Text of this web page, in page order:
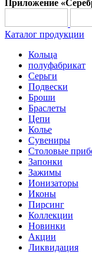
Приложение
Каталог продукции
Кольца
полуфабрикат
Серьги
Подвески
Броши
Браслеты
Цепи
Колье
Сувениры
Столовые
Запонки
Зажимы
Ионизаторы
Иконы
Пирсинг
Коллекции
Новинки
Акции
Ликвидация